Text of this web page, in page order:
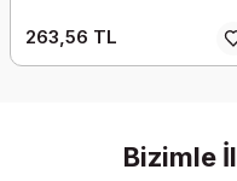
263,56 TL
Bizimle